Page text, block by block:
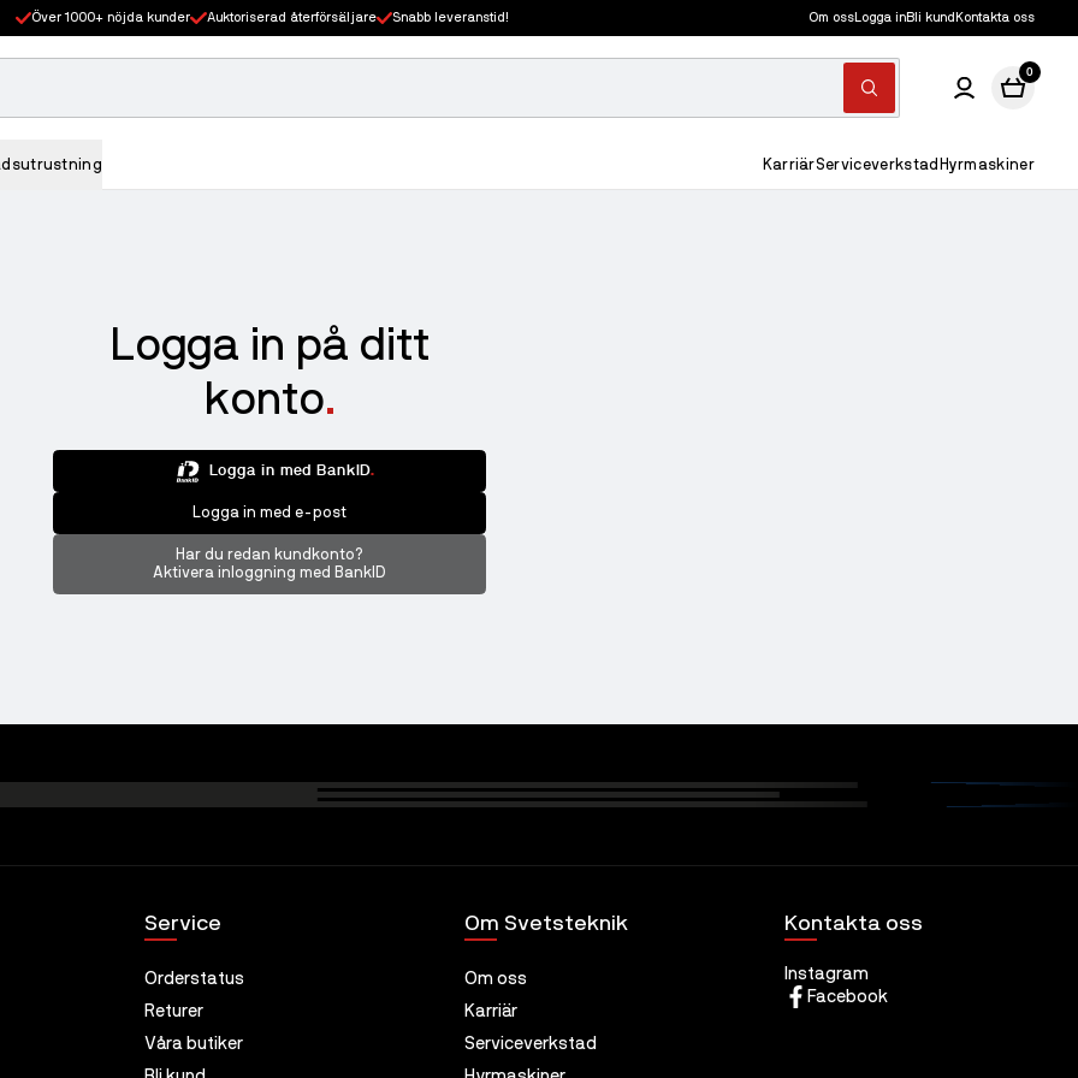
Över 1000+ nöjda kunder Auktoriserad återförsäljare Snabb leveranstid! Om ossLogga inBli kund Kontakta oss
0
KarriärServiceverkstad Hyrmaskiner
Logga in på ditt
konto
Logga in med BankID.
Logga in med e-post
Har du redan kundkonto?
Aktivera inloggning med BankID
Service
Orderstatus
Returer
Våra butiker
Om Svetsteknik
Om oss
Karriär
Serviceverkstad
Kontakta oss
Instagram
Facebook